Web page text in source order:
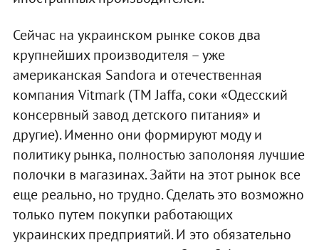
Сейчас на украинском рынке соков два
крупнейших производителя – уже
американская Sandora и отечественная
компания Vitmark (ТМ Jaffa, соки «Одесский
консервный завод детского питания» и
другие). Именно они формируют моду и
политику рынка, полностью заполоняя лучшие
полочки в магазинах. Зайти на этот рынок все
еще реально, но трудно. Сделать это возможно
только путем покупки работающих
украинских предприятий. И это обязательно